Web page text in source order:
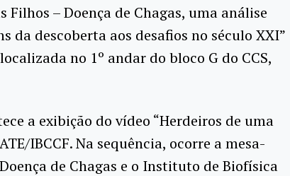
Filhos – Doença de Chagas, uma análise
da descoberta aos desafios no século XXI”
no 1º andar do bloco G do CCS,
a exibição do vídeo “Herdeiros de uma
IBCCF. Na sequência, ocorre a mesa-
de Chagas e o Instituto de Biofísica